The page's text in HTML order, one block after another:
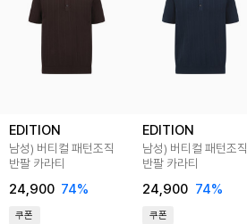
EDITION
남성) 버티컬 패턴조직
반팔 카라티
24,900 74%
쿠폰
EDITION
남성) 버티컬 패턴조직
반팔 카라티
24,900 74%
쿠폰